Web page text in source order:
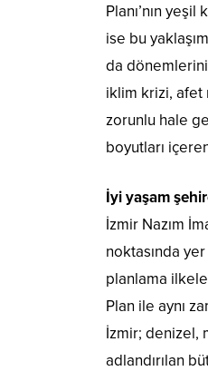
Planı’nın
ise bu
da
iklim krizi, afet
zorunlu hale
boyutları
İyi yaşam
İzmir Nazım
noktasında
planlama
Plan ile aynı
İzmir; denizel,
adlandırılan